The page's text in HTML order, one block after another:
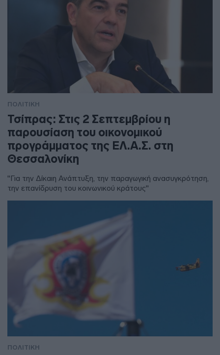
ΠΟΛΙΤΙΚΗ
Τσίπρας: Στις 2 Σεπτεμβρίου η
παρουσίαση του οικονομικού
προγράμματος της ΕΛ.Α.Σ. στη
Θεσσαλονίκη
"Για την Δίκαιη Ανάπτυξη, την παραγωγική ανασυγκρότηση,
την επανίδρυση του κοινωνικού κράτους"
ΠΟΛΙΤΙΚΗ